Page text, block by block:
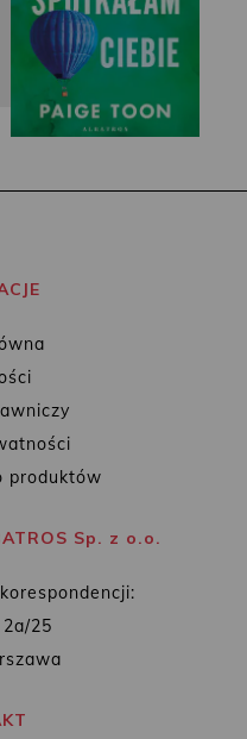
produktów
Sp. z o.o.
25